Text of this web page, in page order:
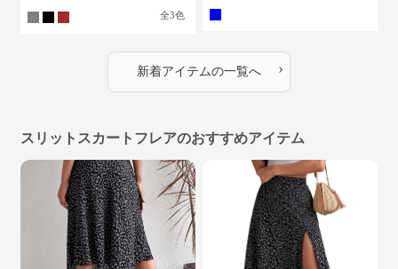
全3色
新着アイテムの一覧へ ›
スリットスカートフレアのおすすめアイテム